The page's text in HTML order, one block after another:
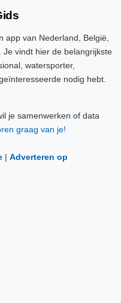
app van Nederland, België,
vindt hier de belangrijkste
watersporter,
nodig hebt.
je samenwerken of data
graag van je!
| Adverteren op